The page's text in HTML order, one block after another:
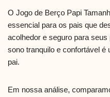
O Jogo de Berço Papi
essencial para os pais que
acolhedor e seguro para
sono tranquilo e confortável é
pai.
Em nossa análise,